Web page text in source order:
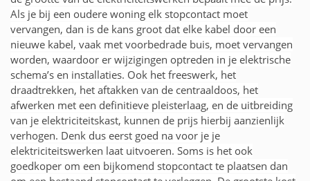
Als je bij een oudere woning elk stopcontact moet
vervangen, dan is de kans groot dat elke kabel door een
nieuwe kabel, vaak met voorbedrade buis, moet vervangen
worden, waardoor er wijzigingen optreden in je elektrische
schema’s en installaties. Ook het freeswerk, het
draadtrekken, het aftakken van de centraaldoos, het
afwerken met een definitieve pleisterlaag, en de uitbreiding
van je elektriciteitskast, kunnen de prijs hierbij aanzienlijk
verhogen. Denk dus eerst goed na voor je je
elektriciteitswerken laat uitvoeren. Soms is het ook
goedkoper om een bijkomend stopcontact te plaatsen dan